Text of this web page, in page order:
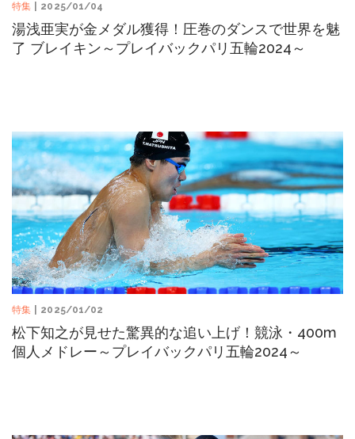
特集 | 2025/01/04
湯浅亜実が金メダル獲得！圧巻のダンスで世界を魅
了 ブレイキン～プレイバックパリ五輪2024～
特集 | 2025/01/02
松下知之が見せた驚異的な追い上げ！競泳・400m
個人メドレー～プレイバックパリ五輪2024～